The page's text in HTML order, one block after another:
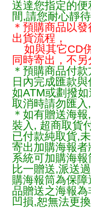
送達您指定的
間,請您耐心靜待
＊預購商品以
出貨流程，
如與其它CD
同時寄出，不另
＊預購商品付
日內完成匯款
如ATM或劃撥
取消時請勿匯
＊如有贈送海
裝入, 超商取貨
已付款純取貨,
寄出加購海報者
系統可加購海
比一贈送,派送
購海報筒為保
品贈送之海報
凹損,恕無法更換